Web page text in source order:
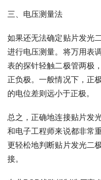
三、电压测量法
如果还无法确定贴片发光
进行电压测量。将万用表
表的探针轻触二极管两极
正负极。一般情况下，正
的电位差则远小于正极。
总之，正确地连接贴片发
和电子工程师来说都非常
更轻松地判断贴片发光二
接。